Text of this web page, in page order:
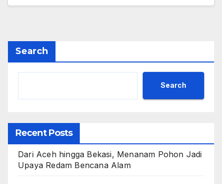
Search
Search
Recent Posts
Dari Aceh hingga Bekasi, Menanam Pohon Jadi
Upaya Redam Bencana Alam